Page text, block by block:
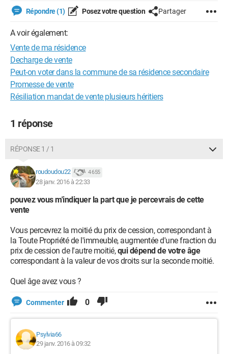
Répondre (1) Posez votre question Partager
A voir également:
Vente de ma résidence
Decharge de vente
Peut-on voter dans la commune de sa résidence secondaire
Promesse de vente
Résiliation mandat de vente plusieurs héritiers
1 réponse
RÉPONSE 1 / 1
roudoudou22 4 655
28 janv. 2016 à 22:33
pouvez vous m'indiquer la part que je percevrais de cette
vente
Vous percevrez la moitié du prix de cession, correspondant à
la Toute Propriété de l'immeuble, augmentée d'une fraction du
prix de cession de l'autre moitié,qui dépend de votre âge
correspondant à la valeur de vos droits sur la seconde moitié.
Quel âge avez vous ?
Commenter 0
Psylvia66
29 janv. 2016 à 09:32